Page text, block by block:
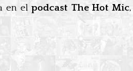
en elpodcast The Hot Mic